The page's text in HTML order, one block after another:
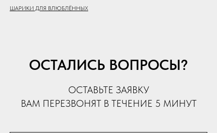
ШАРИКИ ДЛЯ ВЛЮБЛЁННЫХ
ОСТАЛИСЬ ВОПРОСЫ?
ОСТАВЬТЕ ЗАЯВКУ
ВАМ ПЕРЕЗВОНЯТ В ТЕЧЕНИЕ 5 МИНУТ